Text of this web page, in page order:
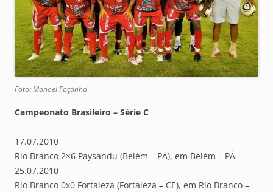
Foto: Manoel Façanha
Campeonato Brasileiro – Série C
17.07.2010
Rio Branco 2×6 Paysandu (Belém – PA), em Belém – PA
25.07.2010
Rio Branco 0x0 Fortaleza (Fortaleza – CE), em Rio Branco –